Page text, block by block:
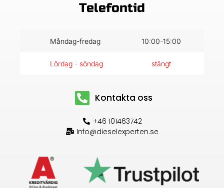
Telefontid
Måndag-fredag 10:00-15:00
Lördag - söndag stängt
Kontakta oss
+46 101463742
Info@dieselexperten.se